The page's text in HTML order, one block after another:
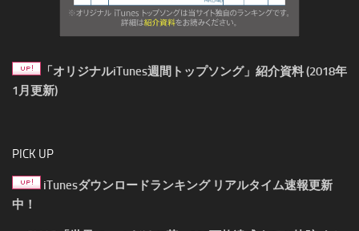
「オリジナルiTunes週間トップソング」紹介資料 (2018年
1月更新)
PICK UP
iTunesダウンロードランキング リアルタイム速報更新
中！